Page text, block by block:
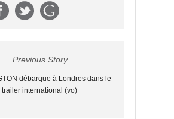
Previous Story
débarque à Londres dans le
trailer international (vo)